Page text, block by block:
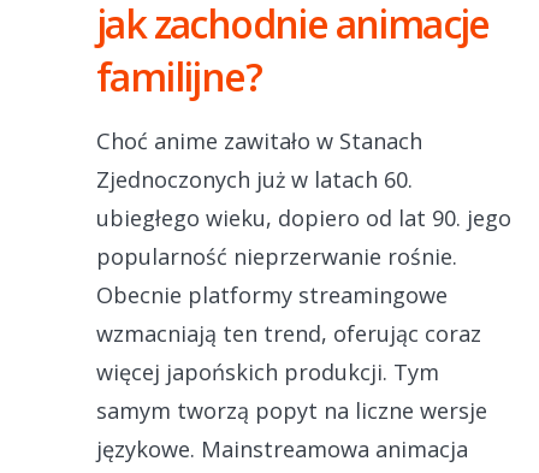
jak zachodnie animacje
familijne?
Choć anime zawitało w Stanach
Zjednoczonych już w latach 60.
ubiegłego wieku, dopiero od lat 90. jego
popularność nieprzerwanie rośnie.
Obecnie platformy streamingowe
wzmacniają ten trend, oferując coraz
więcej japońskich produkcji. Tym
samym tworzą popyt na liczne wersje
językowe. Mainstreamowa animacja